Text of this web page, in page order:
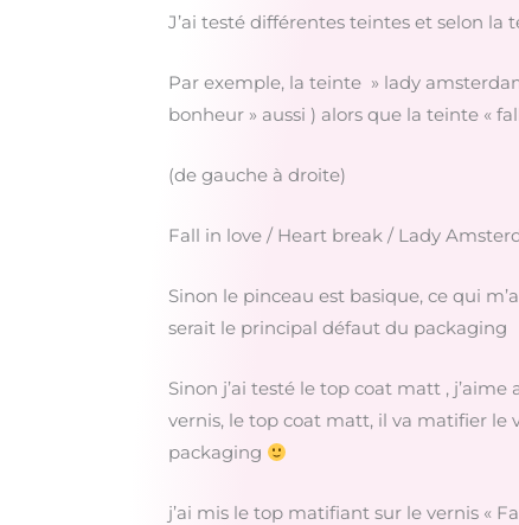
J’ai testé différentes teintes et selon la
Par exemple, la teinte » lady
bonheur » aussi ) alors que la teinte «
(de gauche à droite)
Fall in love / Heart break / Lady
Sinon le pinceau est basique, ce qui
serait le principal défaut du packaging
Sinon j’ai testé le top coat matt ,
vernis, le top coat matt, il va matifier le
packaging
j’ai mis le top matifiant sur le vernis «